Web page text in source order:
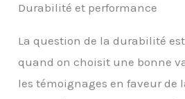
Durabilité et performance
La question de la durabilité
quand on choisit une bonne
les témoignages en faveur de